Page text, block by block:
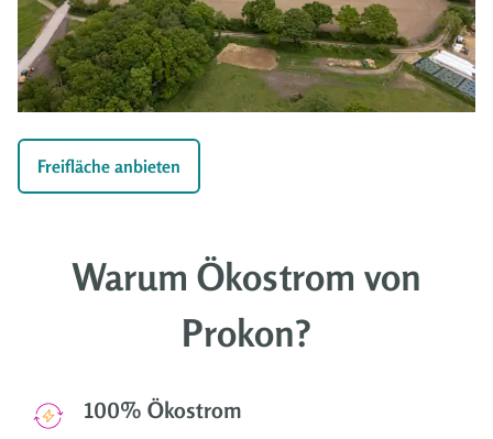
Freifläche anbieten
Warum Ökostrom von
Prokon?
100% Ökostrom